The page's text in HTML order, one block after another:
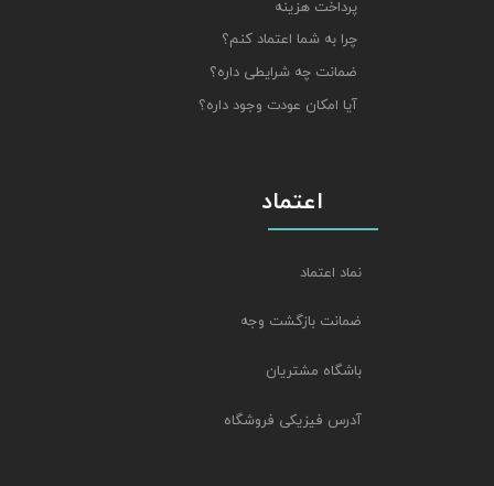
پرداخت هزینه
چرا به شما اعتماد کنم؟
ضمانت چه شرایطی داره؟
آیا امکان عودت وجود داره؟
اعتماد
نماد اعتماد
ضمانت بازگشت وجه
باشگاه مشتریان
آدرس فیزیکی فروشگاه